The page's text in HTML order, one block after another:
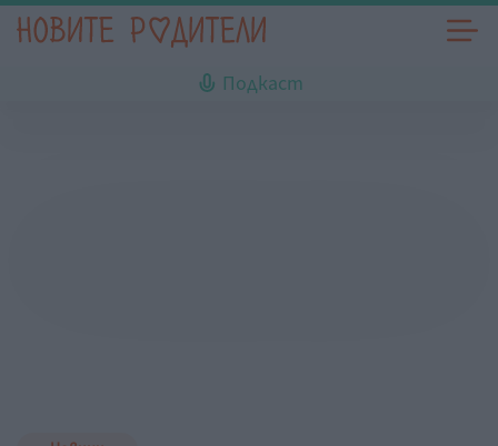
Подкаст